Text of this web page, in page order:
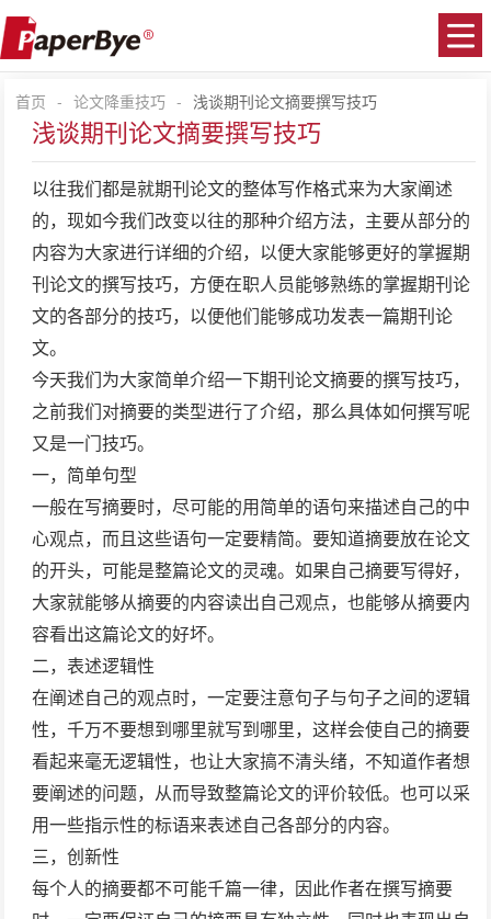
首页 - 论文降重技巧 - 浅谈期刊论文摘要撰写技巧
浅谈期刊论文摘要撰写技巧
以往我们都是就期刊论文的整体写作格式来为大家阐述
的，现如今我们改变以往的那种介绍方法，主要从部分的
内容为大家进行详细的介绍，以便大家能够更好的掌握期
刊论文的撰写技巧，方便在职人员能够熟练的掌握期刊论
文的各部分的技巧，以便他们能够成功发表一篇期刊论
文。
今天我们为大家简单介绍一下期刊论文摘要的撰写技巧，
之前我们对摘要的类型进行了介绍，那么具体如何撰写呢
又是一门技巧。
一，简单句型
一般在写摘要时，尽可能的用简单的语句来描述自己的中
心观点，而且这些语句一定要精简。要知道摘要放在论文
的开头，可能是整篇论文的灵魂。如果自己摘要写得好，
大家就能够从摘要的内容读出自己观点，也能够从摘要内
容看出这篇论文的好坏。
二，表述逻辑性
在阐述自己的观点时，一定要注意句子与句子之间的逻辑
性，千万不要想到哪里就写到哪里，这样会使自己的摘要
看起来毫无逻辑性，也让大家搞不清头绪，不知道作者想
要阐述的问题，从而导致整篇论文的评价较低。也可以采
用一些指示性的标语来表述自己各部分的内容。
三，创新性
每个人的摘要都不可能千篇一律，因此作者在撰写摘要